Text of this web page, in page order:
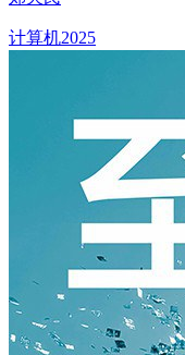
计算机2025